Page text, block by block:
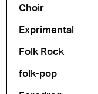
Choir
Exprimental
Folk Rock
folk-pop
Arrangør